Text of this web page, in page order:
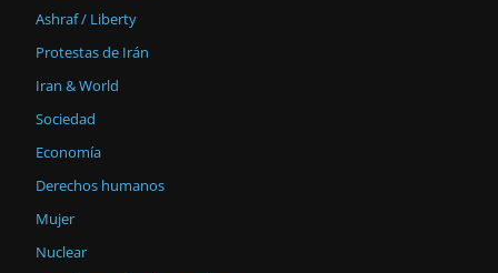
Ashraf / Liberty
Protestas de Irán
Iran & World
Sociedad
Economía
Derechos humanos
Mujer
Nuclear